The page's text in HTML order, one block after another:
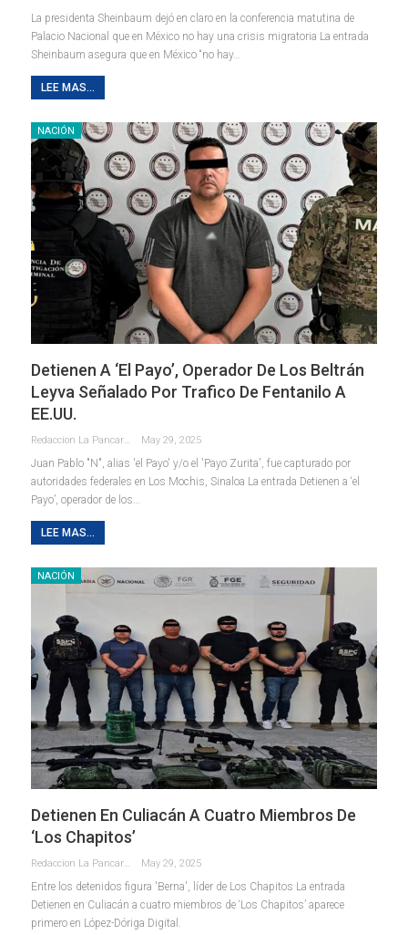
La presidenta Sheinbaum dejó en claro en la conferencia matutina de
Palacio Nacional que en México no hay una crisis migratoria La entrada
Sheinbaum asegura que en México “no hay…
LEE MAS...
NACIÓN
Detienen A ‘el Payo’, Operador De Los Beltrán
Leyva Señalado Por Trafico De Fentanilo A
EE.UU.
Redaccion La Pancarta De Quintana Roo May 29, 2025
Juan Pablo "N", alias 'el Payo' y/o el 'Payo Zurita', fue capturado por
autoridades federales en Los Mochis, Sinaloa La entrada Detienen a ‘el
Payo’, operador de los…
LEE MAS...
NACIÓN
Detienen En Culiacán A Cuatro Miembros De
‘Los Chapitos’
Redaccion La Pancarta De Quintana Roo May 29, 2025
Entre los detenidos figura 'Berna', líder de Los Chapitos La entrada
Detienen en Culiacán a cuatro miembros de ‘Los Chapitos’ aparece
primero en López-Dóriga Digital.